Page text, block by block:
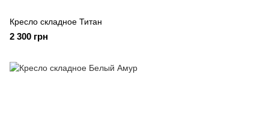
Кресло складное Титан
2 300 грн